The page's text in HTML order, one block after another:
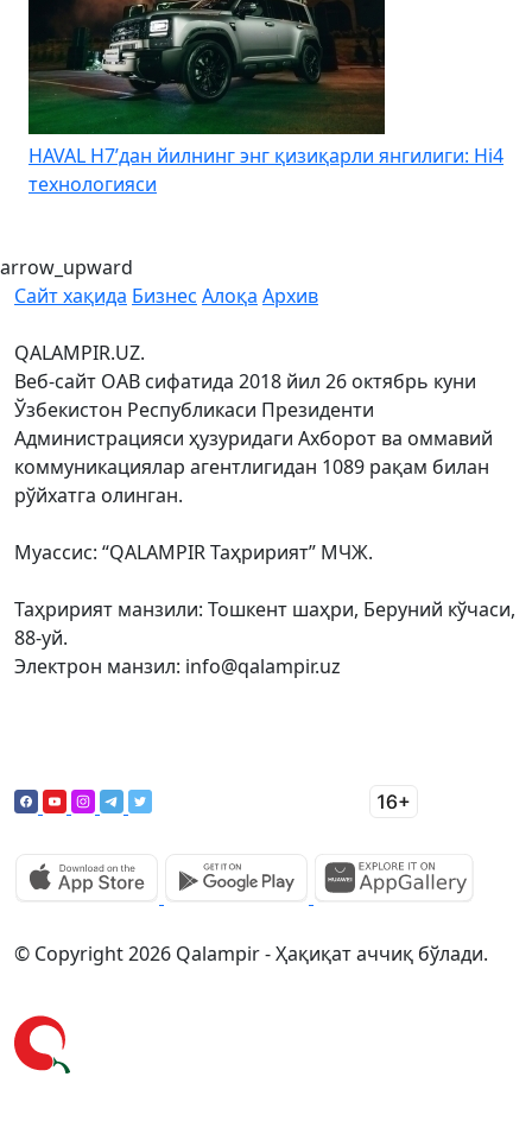
Kia Uzbekistan – Kia Sonet учун йиллик 0% дан
бошланадиган муддатли тўловни эълон қилди
arrow_upward
Сайт хақида Бизнес Алоқа Архив
QALAMPIR.UZ.
Веб-сайт ОАВ сифатида 2018 йил 26 октябрь куни
Ўзбекистон Республикаси Президенти
Администрацияси ҳузуридаги Ахборот ва оммавий
коммуникациялар агентлигидан 1089 рақам билан
рўйхатга олинган.
Муассис: “QALAMPIR Таҳририят” МЧЖ.
Таҳририят манзили: Тошкент шаҳри, Беруний кўчаси,
88-уй.
Электрон манзил: info@qalampir.uz
© Copyright 2026 Qalampir - Ҳақиқат аччиқ бўлади.